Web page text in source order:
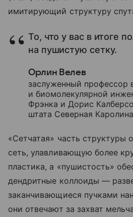
имитирующий структуру
То, что у вас в итоге
на пушистую сетку.
Орлин Велев
заслуженный профессор
и биомолекулярной
Фрэнка и Дорис
штата Северная Каролина
«Сетчатая» часть структуры
сеть, улавливающую более
пластика, а «пушистость»
дендритные коллоиды —
заканчивающиеся пучками
они отвечают за захват